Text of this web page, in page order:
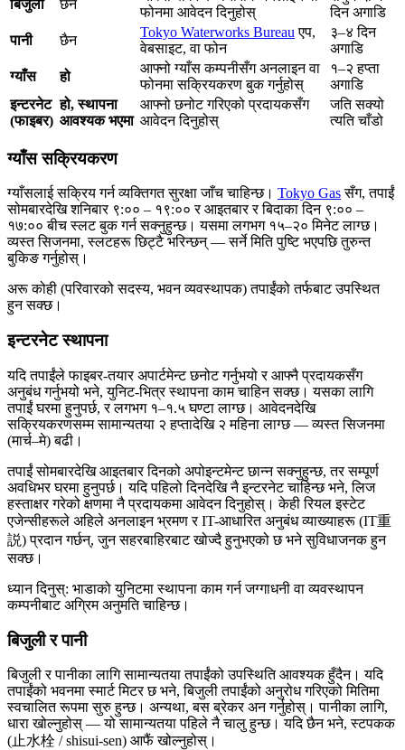
बिजुली छैन
फोनमा आवेदन दिनुहोस्
दिन अगाडि
पानी
छैन
Tokyo Waterworks Bureau एप,
वेबसाइट, वा फोन
३–४ दिन
अगाडि
ग्याँस
हो
आफ्नो ग्याँस कम्पनीसँग अनलाइन वा
फोनमा सक्रियकरण बुक गर्नुहोस्
१–२ हप्ता
अगाडि
इन्टरनेट
(फाइबर)
हो, स्थापना
आवश्यक भएमा
आफ्नो छनोट गरिएको प्रदायकसँग
आवेदन दिनुहोस्
जति सक्यो
त्यति चाँडो
ग्याँस सक्रियकरण
ग्याँसलाई सक्रिय गर्न व्यक्तिगत सुरक्षा जाँच चाहिन्छ। Tokyo Gasसँग, तपाईं
सोमबारदेखि शनिबार ९:०० – १९:०० र आइतबार र बिदाका दिन ९:०० –
१७:०० बीच स्लट बुक गर्न सक्नुहुन्छ। यसमा लगभग १५–२० मिनेट लाग्छ।
व्यस्त सिजनमा, स्लटहरू छिट्टै भरिन्छन् — सर्ने मिति पुष्टि भएपछि तुरुन्त
बुकिङ गर्नुहोस्।
अरू कोही (परिवारको सदस्य, भवन व्यवस्थापक) तपाईंको तर्फबाट उपस्थित
हुन सक्छ।
इन्टरनेट स्थापना
यदि तपाईंले फाइबर-तयार अपार्टमेन्ट छनोट गर्नुभयो र आफ्नै प्रदायकसँग
अनुबंध गर्नुभयो भने, युनिट-भित्र स्थापना काम चाहिन सक्छ। यसका लागि
तपाईं घरमा हुनुपर्छ, र लगभग १–१.५ घण्टा लाग्छ। आवेदनदेखि
सक्रियकरणसम्म सामान्यतया २ हप्तादेखि २ महिना लाग्छ — व्यस्त सिजनमा
(मार्च–मे) बढी।
तपाईं सोमबारदेखि आइतबार दिनको अपोइन्टमेन्ट छान्न सक्नुहुन्छ, तर सम्पूर्ण
अवधिभर घरमा हुनुपर्छ। यदि पहिलो दिनदेखि नै इन्टरनेट चाहिन्छ भने, लिज
हस्ताक्षर गरेको क्षणमा नै प्रदायकमा आवेदन दिनुहोस्। केही रियल इस्टेट
एजेन्सीहरूले अहिले अनलाइन भ्रमण र IT-आधारित अनुबंध व्याख्याहरू (IT重
説) प्रदान गर्छन्, जुन सहरबाहिरबाट खोज्दै हुनुभएको छ भने सुविधाजनक हुन
सक्छ।
ध्यान दिनुस्: भाडाको युनिटमा स्थापना काम गर्न जग्गाधनी वा व्यवस्थापन
कम्पनीबाट अग्रिम अनुमति चाहिन्छ।
बिजुली र पानी
बिजुली र पानीका लागि सामान्यतया तपाईंको उपस्थिति आवश्यक हुँदैन। यदि
तपाईंको भवनमा स्मार्ट मिटर छ भने, बिजुली तपाईंको अनुरोध गरिएको मितिमा
स्वचालित रूपमा सुरु हुन्छ। अन्यथा, बस ब्रेकर अन गर्नुहोस्। पानीका लागि,
धारा खोल्नुहोस् — यो सामान्यतया पहिले नै चालु हुन्छ। यदि छैन भने, स्टपकक
(止水栓 / shisui-sen) आफैं खोल्नुहोस्।